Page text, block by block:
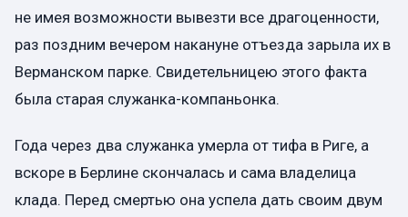
не имея возможности вывезти все драгоценности,
раз поздним вечером накануне отъезда зарыла их в
Верманском парке. Свидетельницею этого факта
была старая служанка-компаньонка.
Года через два служанка умерла от тифа в Риге, а
вскоре в Берлине скончалась и сама владелица
клада. Перед смертью она успела дать своим двум